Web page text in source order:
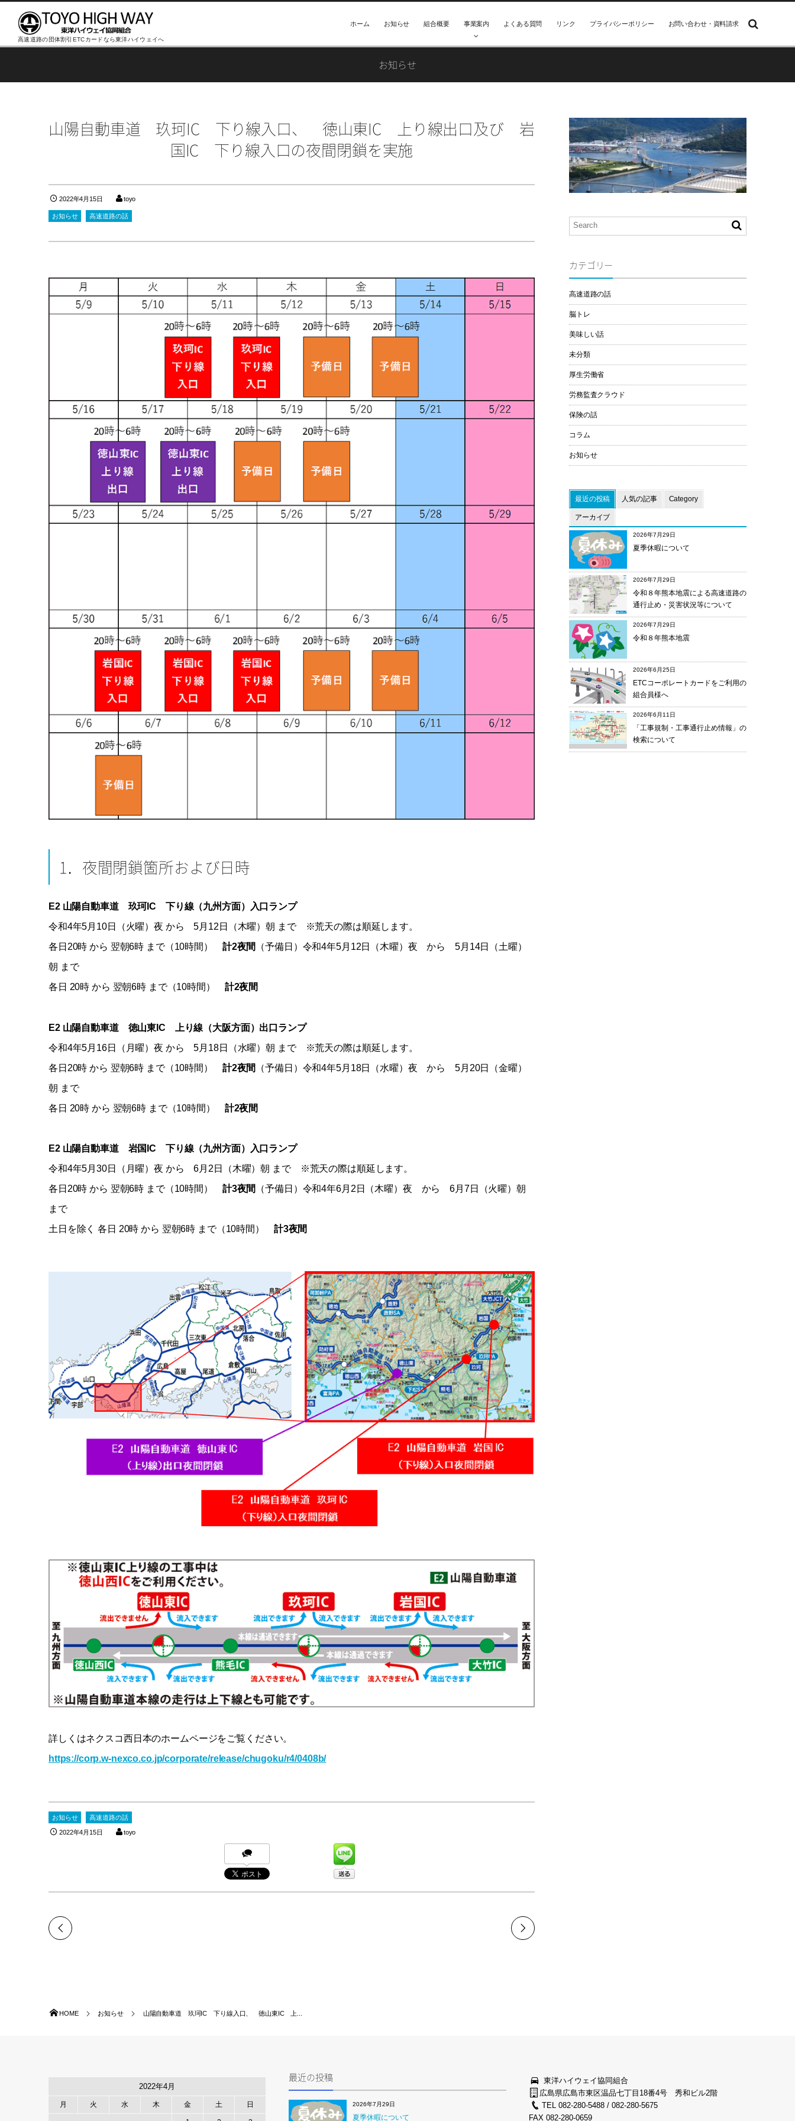
高速道路の団体割引ETCカードなら東洋ハイウェイへ
ホーム お知らせ 組合概要 事業案内 よくある質問 リンク プライバシーポリシー お問い合わせ・資料請求
お知らせ
山陽自動車道 玖珂IC 下り線入口、 徳山東IC 上り線出口及び 岩
国IC 下り線入口の夜間閉鎖を実施
2022年4月15日 toyo
お知らせ 高速道路の話
1．夜間閉鎖箇所および日時
E2 山陽自動車道 玖珂IC 下り線（九州方面）入口ランプ
令和4年5月10日（火曜）夜 から 5月12日（木曜）朝 まで ※荒天の際は順延します。
各日20時 から 翌朝6時 まで（10時間） 計2夜間
（予備日）令和4年5月12日（木曜）夜 から 5月14日（土曜）
朝 まで
各日 20時 から 翌朝6時 まで（10時間） 計2夜間
E2 山陽自動車道 徳山東IC 上り線（大阪方面）出口ランプ
令和4年5月16日（月曜）夜 から 5月18日（水曜）朝 まで ※荒天の際は順延します。
各日20時 から 翌朝6時 まで（10時間） 計2夜間
（予備日）令和4年5月18日（水曜）夜 から 5月20日（金曜）
朝 まで
各日 20時 から 翌朝6時 まで（10時間） 計2夜間
E2 山陽自動車道 岩国IC 下り線（九州方面）入口ランプ
令和4年5月30日（月曜）夜 から 6月2日（木曜）朝 まで ※荒天の際は順延します。
各日20時 から 翌朝6時 まで（10時間） 計3夜間
（予備日）令和4年6月2日（木曜）夜 から 6月7日（火曜）朝
まで
土日を除く 各日 20時 から 翌朝6時 まで（10時間） 計3夜間
詳しくはネクスコ西日本のホームページをご覧ください。
https://corp.w-nexco.co.jp/corporate/release/chugoku/r4/0408b/
お知らせ 高速道路の話
2022年4月15日 toyo
カテゴリー
高速道路の話
脳トレ
美味しい話
未分類
厚生労働省
労務監査クラウド
保険の話
コラム
お知らせ
最近の投稿 人気の記事 Category
アーカイブ
2026年7月29日
夏季休暇について
2026年7月29日
令和８年熊本地震による高速道路の
通行止め・災害状況等について
2026年7月29日
令和８年熊本地震
2026年6月25日
ETCコーポレートカードをご利用の
組合員様へ
2026年6月11日
「工事規制・工事通行止め情報」の
検索について
HOME お知らせ 山陽自動車道 玖珂IC 下り線入口、 徳山東IC 上...
2022年4月
月 火 水 木 金 土 日
最近の投稿
2026年7月29日
夏季休暇について
東洋ハイウェイ協同組合
広島県広島市東区温品七丁目18番4号 秀和ビル2階
TEL 082-280-5488 / 082-280-5675
FAX 082-280-0659